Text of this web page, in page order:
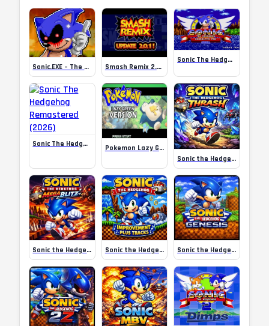
Sonic.EXE – The Original Game Online Smash Remix 2.0.1 Online
Sonic The Hedgehog: Character Pak Online
Sonic The Hedgehog Remastered (2026)
Pokemon Lazy Green Online
Sonic the Hedgehog Thrash Online
Sonic the Hedgehog Mega Blitz Online Sonic the Hedgehog (NES) – Improvement Plus Tracks Sonic the Hedgehog Genesis